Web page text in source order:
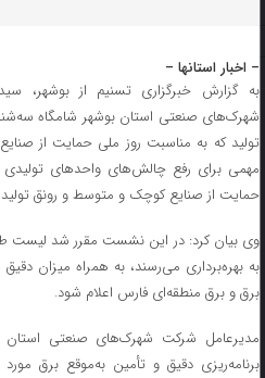
– اخبار استانها –
به گزارش خبرگزاری تسنیم از بوشهر،
شهرک‌های صنعتی استان بوشهر شامگاه
تولید که به مناسبت روز ملی حمایت از
مهمی برای رفع چالش‌های واحدهای
حمایت از صنایع کوچک و متوسط و رونق تولید
وی بیان کرد: در این نشست مقرر شد لیست
به بهره‌برداری می‌رسند، به همراه میزان دقیق
برق و برق منطقه‌ای فارس اعلام شود.
مدیرعامل شرکت شهرک‌های صنعتی استان
برنامه‌ریزی دقیق و تأمین به‌موقع برق